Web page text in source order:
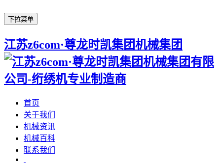
下拉菜单
江苏z6com·尊龙时凯集团机械集团
首页
关于我们
机械资讯
机械百科
联系我们